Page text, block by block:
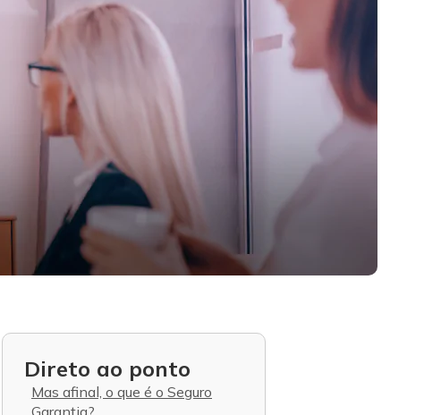
Direto ao ponto
Mas afinal, o que é o Seguro
Garantia?